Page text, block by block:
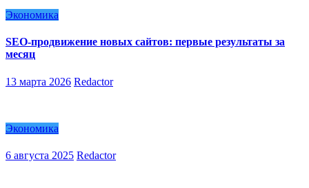
Экономика
SEO-продвижение новых сайтов: первые результаты за
месяц
13 марта 2026 Redactor
Экономика
6 августа 2025 Redactor